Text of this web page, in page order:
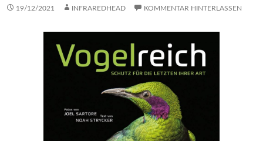
19/12/2021 INFRAREDHEAD KOMMENTAR HINTERLASSEN